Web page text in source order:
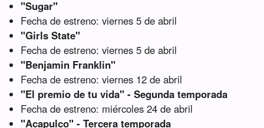
"Sugar"
Fecha de estreno: viernes 5 de abril
"Girls State"
Fecha de estreno: viernes 5 de abril
"Benjamin Franklin"
Fecha de estreno: viernes 12 de abril
"El premio de tu vida" - Segunda temporada
Fecha de estreno: miércoles 24 de abril
"Acapulco" - Tercera temporada